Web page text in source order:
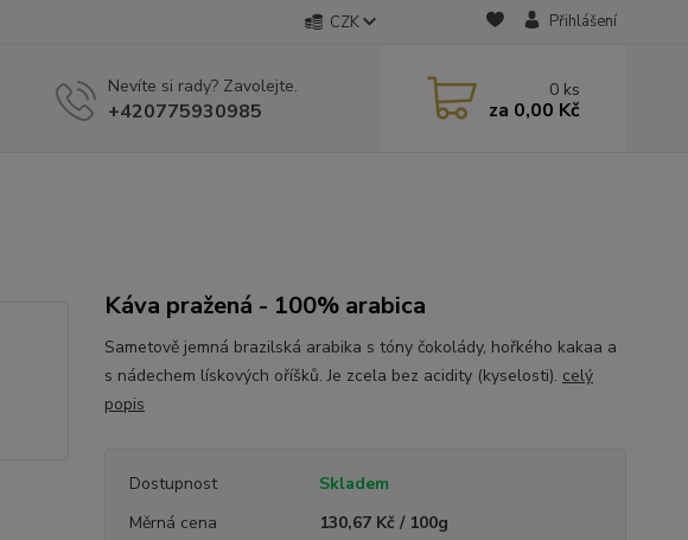
CZK Přihlášení
Nevíte si rady? Zavolejte.
+420775930985
0 ks
za 0,00 Kč
Káva pražená - 100% arabica
Sametově jemná brazilská arabika s tóny čokolády, hořkého kakaa a
s nádechem lískových oříšků. Je zcela bez acidity (kyselosti). celý
popis
Dostupnost
Skladem
Měrná cena
130,67 Kč / 100g